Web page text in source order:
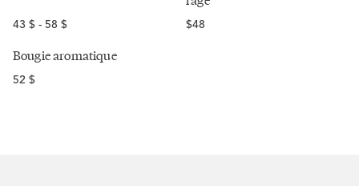
Prix
43 $ - 58 $
Regular
$48
Bougie aromatique
Prix
52 $